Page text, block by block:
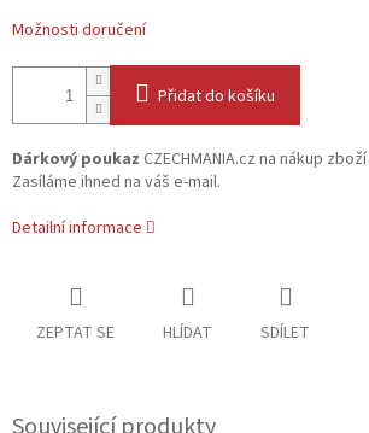
Možnosti doručení
Přidat do košíku
Dárkový poukaz CZECHMANIA.cz na nákup zboží
Zasíláme ihned na váš e-mail.
Detailní informace
ZEPTAT SE HLÍDAT SDÍLET